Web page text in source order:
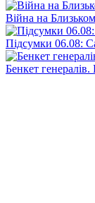
Війна на
Підсумки 06.08:
Бенкет